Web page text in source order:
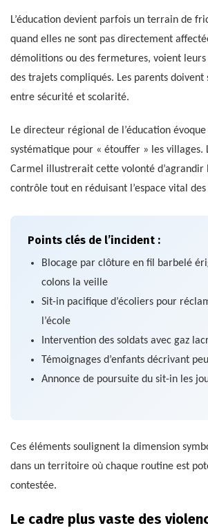
L’éducation devient parfois un terrain de
quand elles ne sont pas directement
démolitions ou des fermetures, voient leurs
des trajets compliqués. Les parents doivent
entre sécurité et scolarité.
Le directeur régional de l’éducation
systématique pour « étouffer » les villages.
Carmel illustrerait cette volonté d’agrandir
contrôle tout en réduisant l’espace vital
Points clés de l’incident :
Blocage par clôture en fil barbelé
colons la veille
Sit-in pacifique d’écoliers pour
l’école
Intervention des soldats avec gaz
Témoignages d’enfants décrivant
Annonce de poursuite du sit-in les
Ces éléments soulignent la dimension
dans un territoire où chaque routine est
contestée.
Le cadre plus vaste des